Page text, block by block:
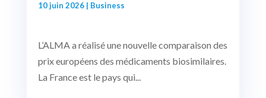
10 juin 2026| Business
L’ALMA a réalisé une nouvelle comparaison des
prix européens des médicaments biosimilaires.
La France est le pays qui...